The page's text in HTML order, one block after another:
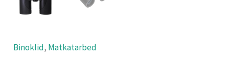
Binoklid, Matkatarbed